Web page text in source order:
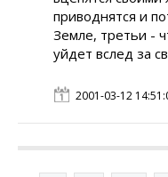
приводнятся и
Земле, третьи -
уйдет вслед за
2001-03-12